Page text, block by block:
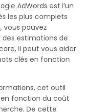
AdWords est l’un
les plus complets
vous pouvez
estimations de
il peut vous aider
clés en fonction
cet outil
fonction du coût
De cette